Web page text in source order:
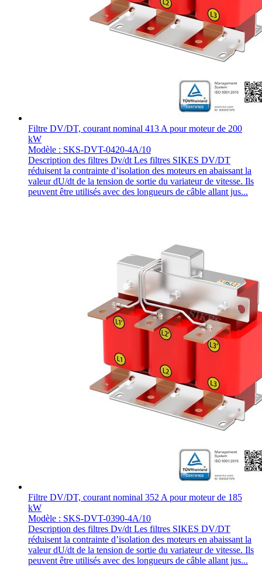
Filtre DV/DT, courant nominal 413 A pour moteur de 200
kW
Modèle : SKS-DVT-0420-4A/10
Description des filtres Dv/dt Les filtres SIKES DV/DT
réduisent la contrainte d’isolation des moteurs en abaissant la
valeur dU/dt de la tension de sortie du variateur de vitesse. Ils
peuvent être utilisés avec des longueurs de câble allant jus...
Filtre DV/DT, courant nominal 352 A pour moteur de 185
kW
Modèle : SKS-DVT-0390-4A/10
Description des filtres Dv/dt Les filtres SIKES DV/DT
réduisent la contrainte d’isolation des moteurs en abaissant la
valeur dU/dt de la tension de sortie du variateur de vitesse. Ils
peuvent être utilisés avec des longueurs de câble allant jus...